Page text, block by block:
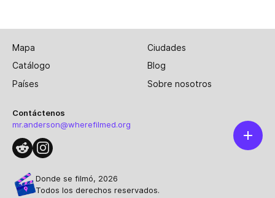
Mapa
Ciudades
Catálogo
Blog
Países
Sobre nosotros
Contáctenos
mr.anderson@wherefilmed.org
Donde se filmó, 2026
Todos los derechos reservados.